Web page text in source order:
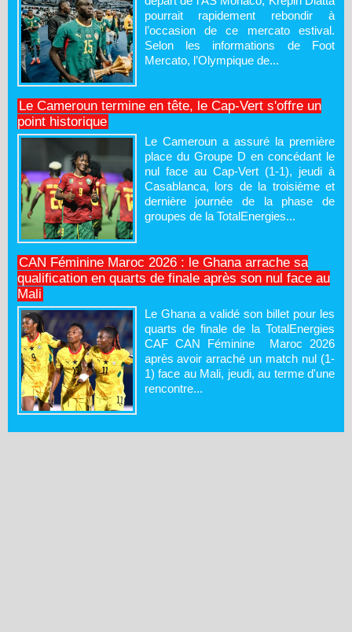
pourrait rapidement rebondir à
l’occasion de ce mercato estival.
Selon les informations de Foot
Mercato, l’Olympique de...
Le Cameroun termine en tête, le Cap-Vert s'offre un
point historique
Le Cameroun a assuré la première
place du Groupe D en concédant le
nul face au Cap-Vert (1-1), jeudi à
Casablanca, lors de la troisième et
dernière journée de la phase de
groupes de la TotalEnergies...
CAN Féminine Maroc 2026 : le Ghana arrache sa
qualification en quarts de finale après son nul face au
Mali
Le Ghana a validé son billet pour les
quarts de finale de la TotalEnergies
CAF CAN Féminine Maroc 2026
après avoir arraché un match nul (1-
1) face au Mali, jeudi, au terme d'une
rencontre...